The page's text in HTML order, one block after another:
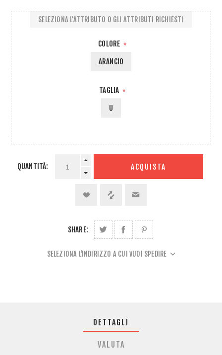
COLORE *
ARANCIO
TAGLIA *
U
SELEZIONA L'ATTRIBUTO O GLI ATTRIBUTI RICHIESTI
QUANTITÀ: ACQUISTA
SHARE:
SELEZIONA L'INDIRIZZO A CUI VUOI SPEDIRE
DETTAGLI
VALUTA